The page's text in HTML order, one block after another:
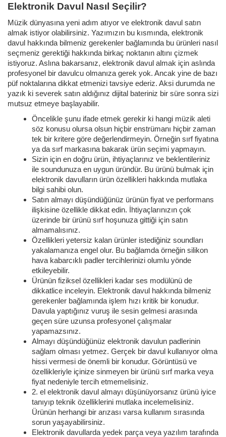
Elektronik Davul Nasıl Seçilir?
Müzik dünyasına yeni adım atıyor ve elektronik davul satın
almak istiyor olabilirsiniz. Yazımızın bu kısmında, elektronik
davul hakkında bilmeniz gerekenler bağlamında bu ürünleri nasıl
seçmeniz gerektiği hakkında birkaç noktanın altını çizmek
istiyoruz. Aslına bakarsanız, elektronik davul almak için aslında
profesyonel bir davulcu olmanıza gerek yok. Ancak yine de bazı
püf noktalarına dikkat etmenizi tavsiye ederiz. Aksi durumda ne
yazık ki severek satın aldığınız dijital bateriniz bir süre sonra sizi
mutsuz etmeye başlayabilir.
Öncelikle şunu ifade etmek gerekir ki hangi müzik aleti
söz konusu olursa olsun hiçbir enstrümanı hiçbir zaman
tek bir kritere göre değerlendirmeyin. Örneğin sırf fiyatına
ya da sırf markasına bakarak ürün seçimi yapmayın.
Sizin için en doğru ürün, ihtiyaçlarınız ve beklentileriniz
ile soundunuza en uygun üründür. Bu ürünü bulmak için
elektronik davulların ürün özellikleri hakkında mutlaka
bilgi sahibi olun.
Satın almayı düşündüğünüz ürünün fiyat ve performans
ilişkisine özellikle dikkat edin. İhtiyaçlarınızın çok
üzerinde bir ürünü sırf hoşunuza gittiği için satın
almamalısınız.
Özellikleri yetersiz kalan ürünler istediğiniz soundları
yakalamanıza engel olur. Bu bağlamda örneğin silikon
hava kabarcıklı padler tercihlerinizi olumlu yönde
etkileyebilir.
Ürünün fiziksel özellikleri kadar ses modülünü de
dikkatlice inceleyin. Elektronik davul hakkında bilmeniz
gerekenler bağlamında işlem hızı kritik bir konudur.
Davula yaptığınız vuruş ile sesin gelmesi arasında
geçen süre uzunsa profesyonel çalışmalar
yapamazsınız.
Almayı düşündüğünüz elektronik davulun padlerinin
sağlam olması yetmez. Gerçek bir davul kullanıyor olma
hissi vermesi de önemli bir konudur. Görüntüsü ve
özellikleriyle içinize sinmeyen bir ürünü sırf marka veya
fiyat nedeniyle tercih etmemelisiniz.
2. el elektronik davul almayı düşünüyorsanız ürünü iyice
tanıyıp teknik özelliklerini mutlaka incelemelisiniz.
Ürünün herhangi bir arızası varsa kullanım sırasında
sorun yaşayabilirsiniz.
Elektronik davullarda yedek parça veya yazılım tarafında